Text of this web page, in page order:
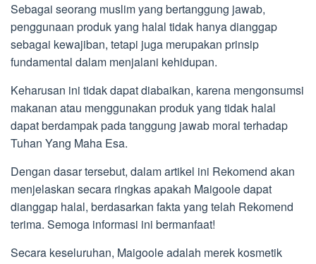
Sebagai seorang muslim yang bertanggung jawab,
penggunaan produk yang halal tidak hanya dianggap
sebagai kewajiban, tetapi juga merupakan prinsip
fundamental dalam menjalani kehidupan.
Keharusan ini tidak dapat diabaikan, karena mengonsumsi
makanan atau menggunakan produk yang tidak halal
dapat berdampak pada tanggung jawab moral terhadap
Tuhan Yang Maha Esa.
Dengan dasar tersebut, dalam artikel ini Rekomend akan
menjelaskan secara ringkas apakah Maigoole dapat
dianggap halal, berdasarkan fakta yang telah Rekomend
terima. Semoga informasi ini bermanfaat!
Secara keseluruhan, Maigoole adalah merek kosmetik